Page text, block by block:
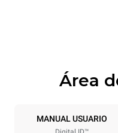
10
Área
MANUAL USUARIO